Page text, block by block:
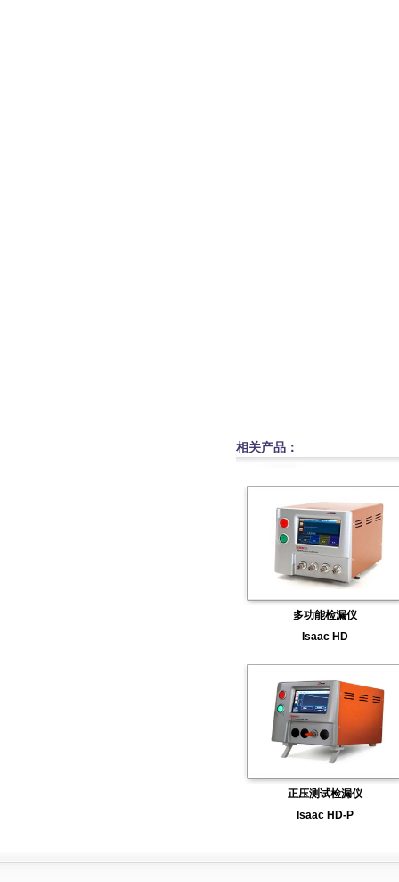
相关产品：
多功能检漏仪
Isaac HD
正压测试检漏仪
Isaac HD-P